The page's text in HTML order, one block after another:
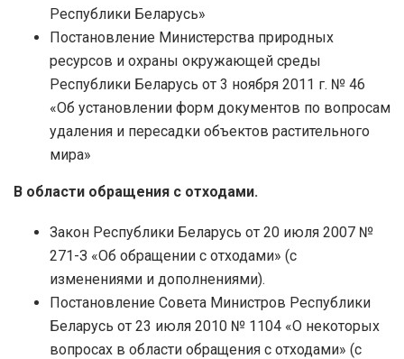
Республики Беларусь»
Постановление Министерства природных
ресурсов и охраны окружающей среды
Республики Беларусь от 3 ноября 2011 г. № 46
«Об установлении форм документов по вопросам
удаления и пересадки объектов растительного
мира»
В области обращения с отходами.
Закон Республики Беларусь от 20 июля 2007 №
271-З «Об обращении с отходами» (с
изменениями и дополнениями).
Постановление Совета Министров Республики
Беларусь от 23 июля 2010 № 1104 «О некоторых
вопросах в области обращения с отходами» (с